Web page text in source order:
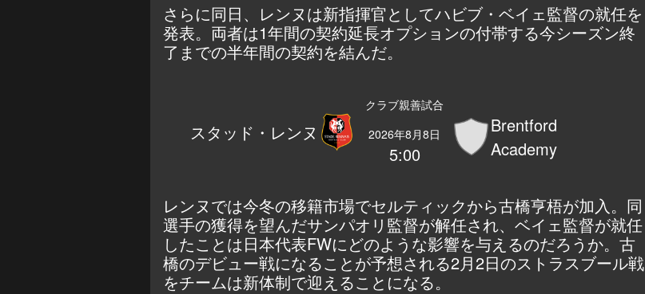
さらに同日、レンヌは新指揮官としてハビブ・ベイェ監督の就任を
発表。両者は1年間の契約延長オプションの付帯する今シーズン終
了までの半年間の契約を結んだ。
クラブ親善試合
スタッド・レンヌ 2026年8月8日
5:00
Brentford
Academy
レンヌでは今冬の移籍市場でセルティックから古橋亨梧が加入。同
選手の獲得を望んだサンパオリ監督が解任され、ベイェ監督が就任
したことは日本代表FWにどのような影響を与えるのだろうか。古
橋のデビュー戦になることが予想される2月2日のストラスブール戦
をチームは新体制で迎えることになる。